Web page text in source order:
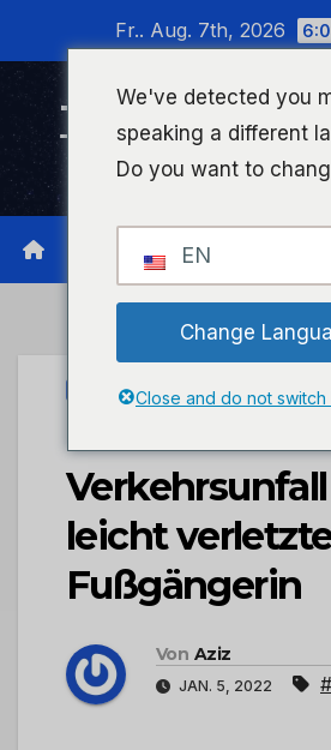
wechseln
Fr.. Aug. 7th, 2026
Timeline Bad
Infonetzwerk für Bad
PRESSEPORTAL
POL-PDKH:
leicht
Fußgängerin
Von Aziz
JAN. 5, 2022
We've detected you
speaking a different
Do you want to
EN
Change
Close and do not switch